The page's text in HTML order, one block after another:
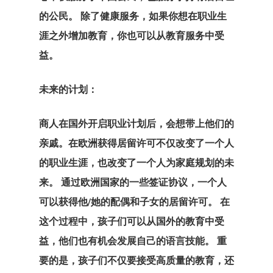
的公民。 除了健康服务，如果你想在职业生
涯之外增加教育，你也可以从教育服务中受
益。
未来的计划：
商人在国外开启职业计划后，会想带上他们的
亲戚。 在欧洲获得居留许可不仅改变了一个人
的职业生涯，也改变了一个人为家庭规划的未
来。 通过欧洲国家的一些签证协议，一个人
可以获得他/她的配偶和子女的居留许可。 在
这个过程中，孩子们可以从国外的教育中受
益，他们也有机会发展自己的语言技能。 重
要的是，孩子们不仅要接受高质量的教育，还
支付失败
欧盟居留和工
可
沟通
爱沙尼亚
爱沙尼亚